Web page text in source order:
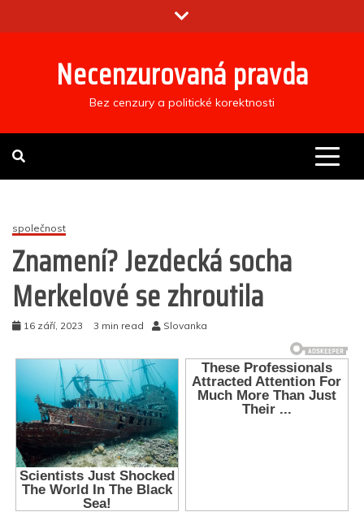
to
Necenzurovaná pravda
Bez cenzury a politické korektnosti
společnost
Znamení? Jezdecká socha
Merkelové se zhroutila
16 září, 2023 3 min read Slovanka